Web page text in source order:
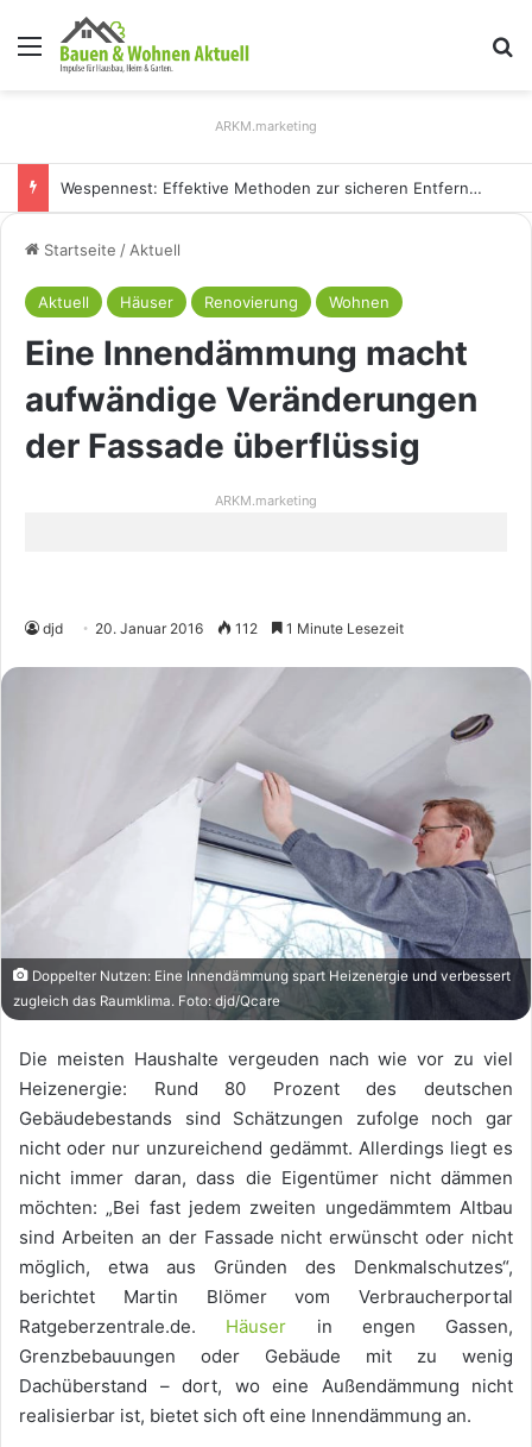
Menü
ARKM.marketing
Holz Pendelleuchten: Eleganz und Nachhaltigkeit für Ihr Zuhause
Startseite / Aktuell
Aktuell Häuser Renovierung Wohnen
Eine Innendämmung macht
aufwändige Veränderungen
der Fassade überflüssig
ARKM.marketing
djd 20. Januar 2016 112 1 Minute Lesezeit
Doppelter Nutzen: Eine Innendämmung spart Heizenergie und verbessert
zugleich das Raumklima. Foto: djd/Qcare
Die meisten Haushalte vergeuden nach wie vor zu viel
Heizenergie: Rund 80 Prozent des deutschen
Gebäudebestands sind Schätzungen zufolge noch gar
nicht oder nur unzureichend gedämmt. Allerdings liegt es
nicht immer daran, dass die Eigentümer nicht dämmen
möchten: „Bei fast jedem zweiten ungedämmtem Altbau
sind Arbeiten an der Fassade nicht erwünscht oder nicht
möglich, etwa aus Gründen des Denkmalschutzes“,
berichtet Martin Blömer vom Verbraucherportal
Ratgeberzentrale.de. Häuser in engen Gassen,
Grenzbebauungen oder Gebäude mit zu wenig
Dachüberstand – dort, wo eine Außendämmung nicht
realisierbar ist, bietet sich oft eine Innendämmung an.